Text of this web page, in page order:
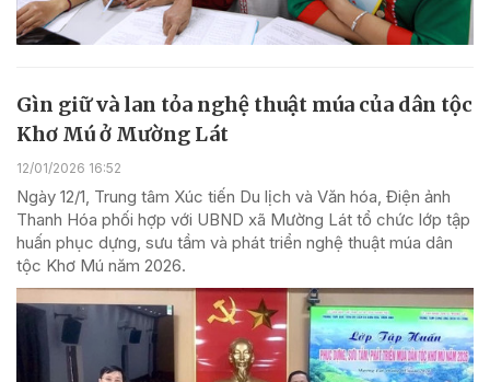
Gìn giữ và lan tỏa nghệ thuật múa của dân tộc
Khơ Mú ở Mường Lát
12/01/2026 16:52
Ngày 12/1, Trung tâm Xúc tiến Du lịch và Văn hóa, Điện ảnh
Thanh Hóa phối hợp với UBND xã Mường Lát tổ chức lớp tập
huấn phục dựng, sưu tầm và phát triển nghệ thuật múa dân
tộc Khơ Mú năm 2026.